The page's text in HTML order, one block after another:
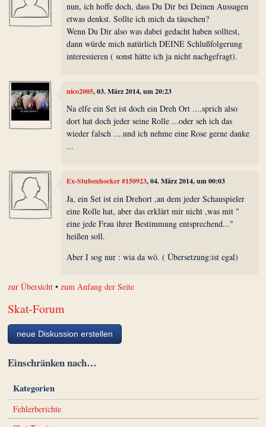
nun, ich hoffe doch, dass Du Dir bei Deinen Aussagen
etwas denkst. Sollte ich mich da täuschen?
Wenn Du Dir also was dabei gedacht haben solltest,
dann würde mich natürlich DEINE Schlußfolgerung
interessieren ( sonst hätte ich ja nicht nachgefragt).
nico2005, 03. März 2014, um 20:23
Na elfe ein Set ist doch ein Dreh Ort ....sprich also
dort hat doch jeder seine Rolle ...oder seh ich das
wieder falsch ....und ich nehme eine Rose gerne danke
...
Ex-Stubenhocker #150923, 04. März 2014, um 00:03
Ja, ein Set ist ein Drehort ,an dem jeder Schauspieler
eine Rolle hat, aber das erklärt mir nicht ,was mit "
eine jede Frau ihrer Bestimmung entsprechend..."
heißen soll.
Aber I sog nur : wia da wö. ( Übersetzung:ist egal)
zur Übersicht •zum Anfang der Seite
Skat-Forum
neue Diskussion erstellen
Einschränken nach…
Kategorien
Fehlerberichte